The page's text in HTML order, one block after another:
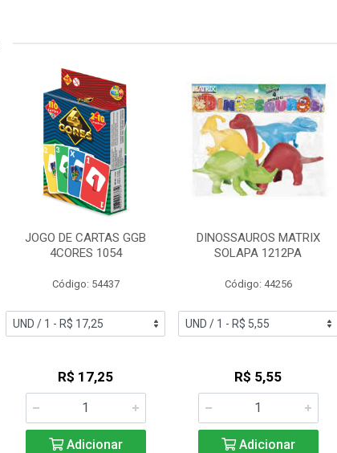
JOGO DE CARTAS GGB
4CORES 1054
Código: 54437
R$ 17,25
Adicionar
DINOSSAUROS MATRIX
SOLAPA 1212PA
Código: 44256
R$ 5,55
Adicionar